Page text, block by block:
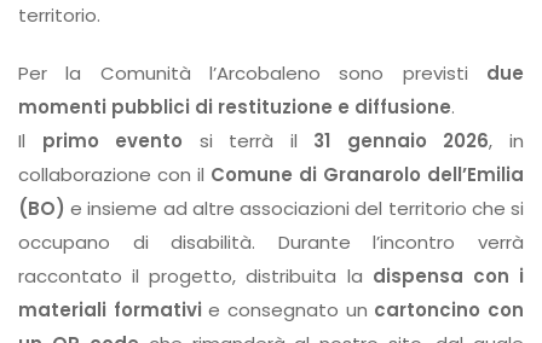
territorio.
Per la Comunità l’Arcobaleno sono previsti due
momenti pubblici di restituzione e diffusione.
Il primo evento si terrà il 31 gennaio 2026, in
collaborazione con il Comune di Granarolo dell’Emilia
(BO) e insieme ad altre associazioni del territorio che si
occupano di disabilità. Durante l’incontro verrà
raccontato il progetto, distribuita la dispensa con i
materiali formativi e consegnato un cartoncino con